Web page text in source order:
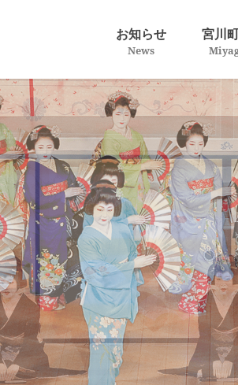
お知らせ
News
宮川